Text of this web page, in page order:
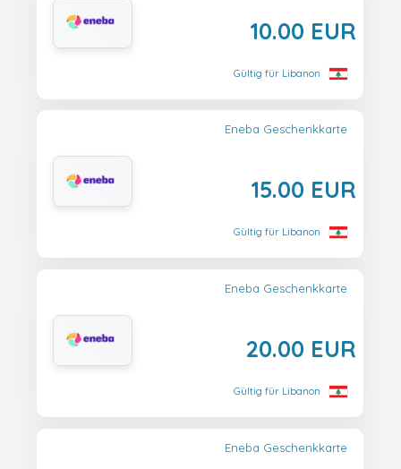
10.00 EUR
Gültig für Libanon
Eneba Geschenkkarte
15.00 EUR
Gültig für Libanon
Eneba Geschenkkarte
20.00 EUR
Gültig für Libanon
Eneba Geschenkkarte